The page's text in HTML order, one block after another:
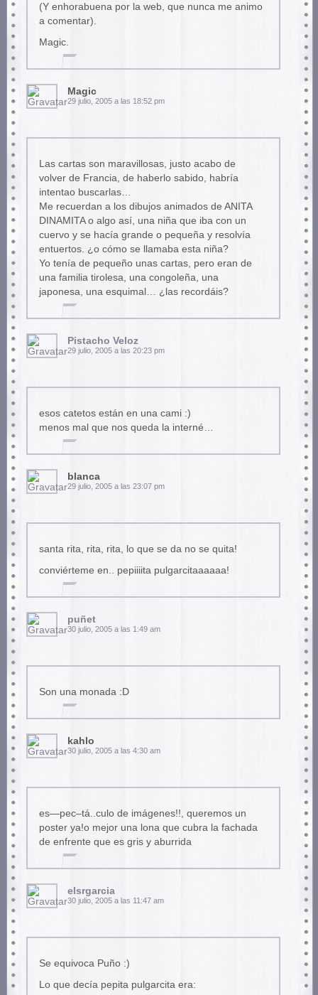
(Y enhorabuena por la web, que nunca me animo
a comentar).
Magic.
Magic
29 julio, 2005 a las 18:52 pm
Las cartas son maravillosas, justo acabo de
volver de Francia, de haberlo sabido, habría
intentao buscarlas…
Me recuerdan a los dibujos animados de ANITA
DINAMITA o algo así, una niña que iba con un
cuervo y se hacía grande o pequeña y resolvía
entuertos. ¿o cómo se llamaba esta niña?
Yo tenía de pequeño unas cartas, pero eran de
una familia tirolesa, una congoleña, una
japonesa, una esquimal… ¿las recordáis?
Pistacho Veloz
29 julio, 2005 a las 20:23 pm
esos catetos están en una cami :)
menos mal que nos queda la interné…
blanca
29 julio, 2005 a las 23:07 pm
santa rita, rita, rita, lo que se da no se quita!
conviérteme en.. pepiiiita pulgarcitaaaaaa!
puñet
30 julio, 2005 a las 1:49 am
Son una monada :D
kahlo
30 julio, 2005 a las 4:30 am
es—pec–tá..culo de imágenes!!, queremos un
poster ya!o mejor una lona que cubra la fachada
de enfrente que es gris y aburrida
elsrgarcia
30 julio, 2005 a las 11:47 am
Se equivoca Puño :)
Lo que decía pepita pulgarcita era: